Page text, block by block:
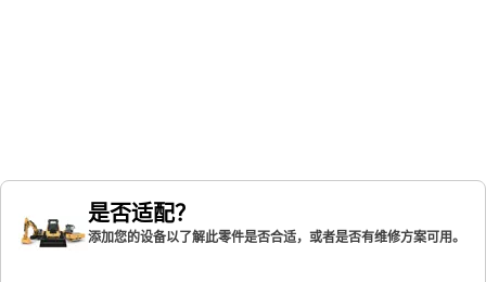
是否适配？
添加您的设备以了解此零件是否合适，或者是否有维修方案可用。